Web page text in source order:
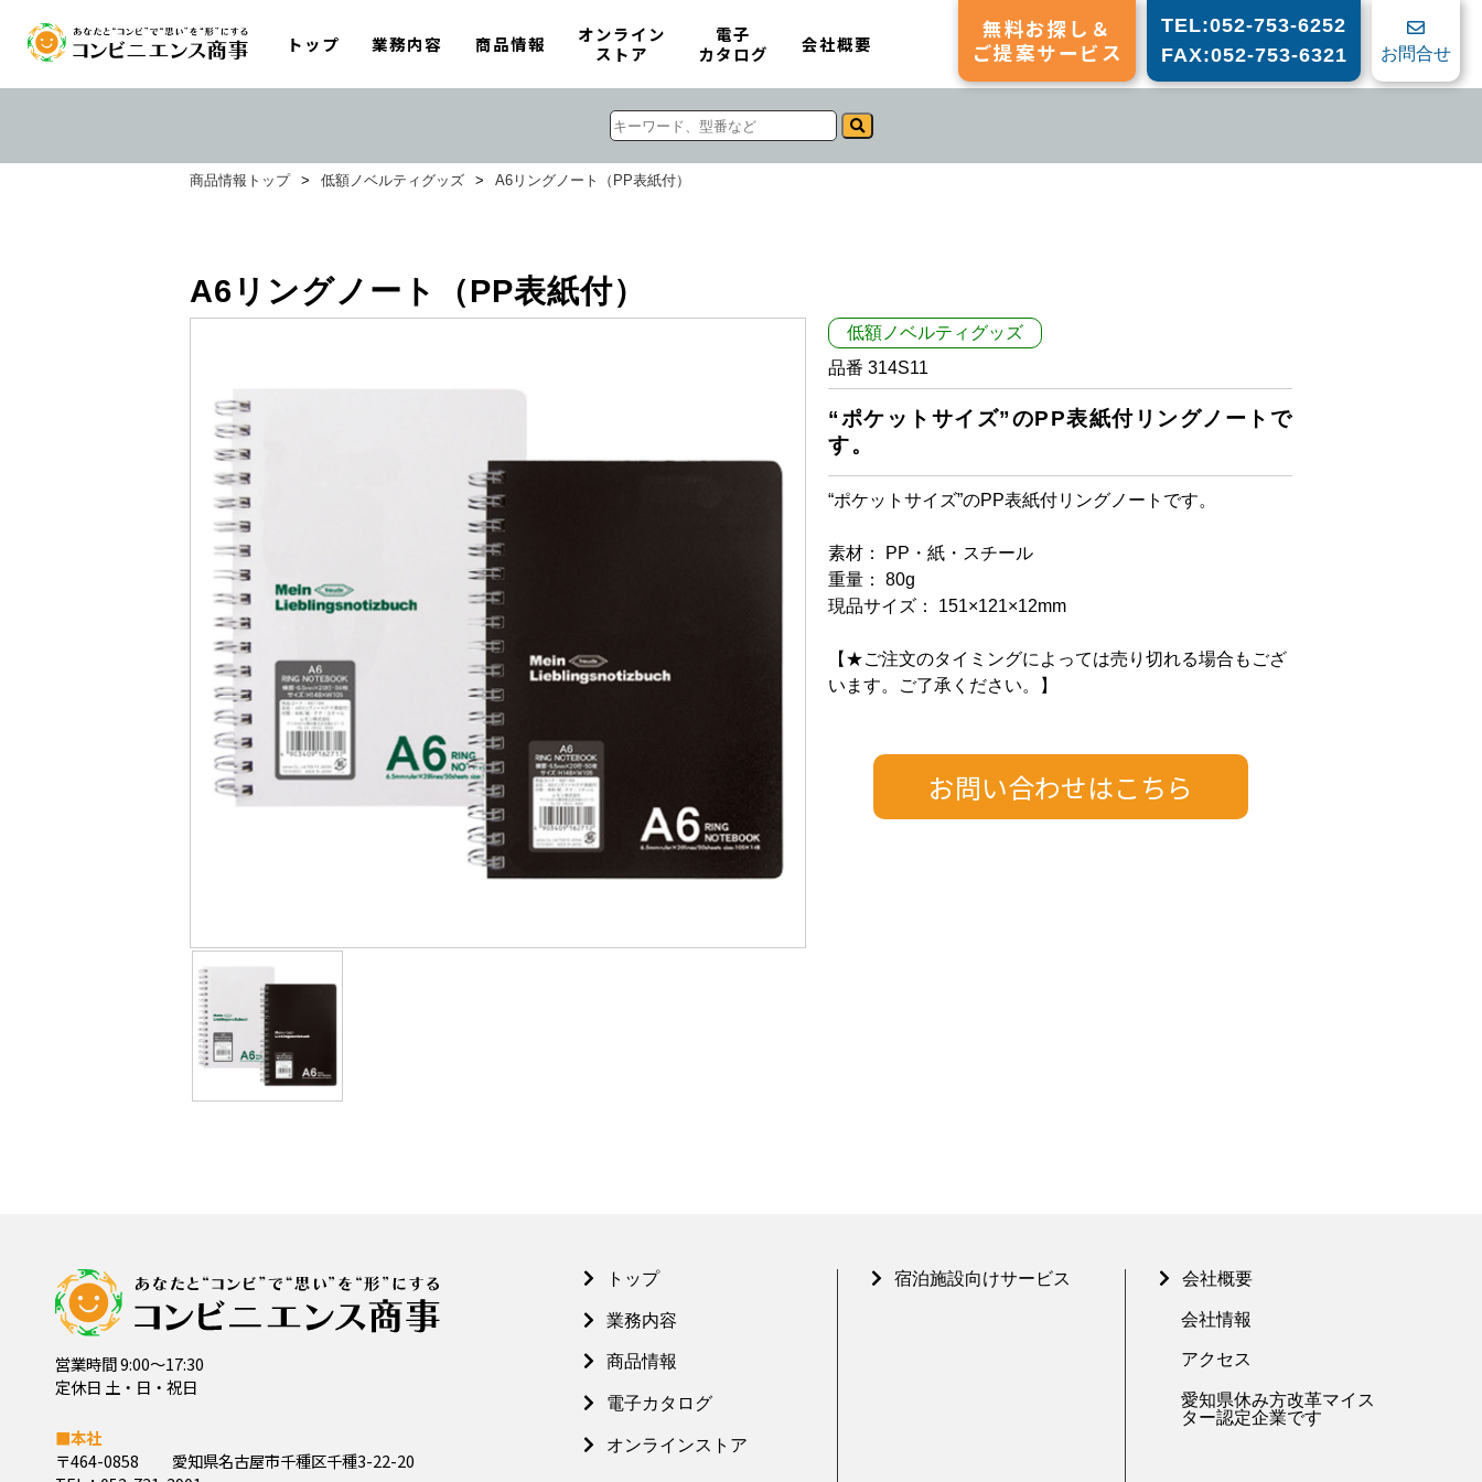
トップ 業務内容 商品情報
オンライン
ストア
電子
カタログ
会社概要
無料お探し＆
ご提案サービス
TEL:052-753-6252
FAX:052-753-6321
お問合せ
商品情報トップ > 低額ノベルティグッズ > A6リングノート（PP表紙付）
A6リングノート（PP表紙付）
低額ノベルティグッズ
品番 314S11
“ポケットサイズ”のPP表紙付リングノートで
す。
“ポケットサイズ”のPP表紙付リングノートです。
素材： PP・紙・スチール
重量： 80g
現品サイズ： 151×121×12mm
【★ご注文のタイミングによっては売り切れる場合もござ
います。ご了承ください。】
営業時間 9:00～17:30
定休日 土・日・祝日
■本社
〒464-0858
愛知県名古屋市千種区千種3-22-20
トップ
業務内容
商品情報
電子カタログ
オンラインストア
宿泊施設向けサービス 会社概要
会社情報
アクセス
愛知県休み方改革マイス
ター認定企業です